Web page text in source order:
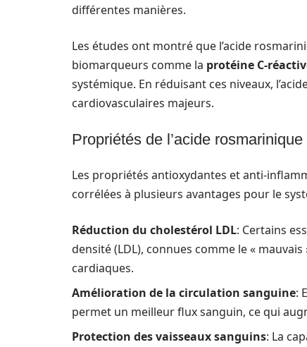
différentes manières.
Les études ont montré que l’acide
biomarqueurs comme la protéine C-
systémique. En réduisant ces niveaux,
cardiovasculaires majeurs.
Propriétés de l’acide rosmarinique
Les propriétés antioxydantes et anti-
corrélées à plusieurs avantages pour le
Réduction du cholestérol LDL: Certains
densité (LDL), connues comme le «
cardiaques.
Amélioration de la circulation sanguine:
permet un meilleur flux sanguin, ce qui
Protection des vaisseaux sanguins: La